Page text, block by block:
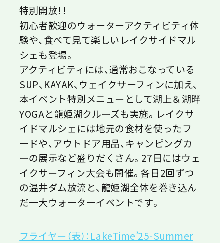
特別開放！！
初心者歓迎のウォーターアクティビティ体
験や、食べて見て楽しいレイクサイドマル
シェも登場。
アクティビティには、通常おこなっている
SUP、KAYAK、ウェイクサーフィンに加え、
本イベント特別メニューとして湖上＆湖畔
YOGAと龍姫湖クルーズも実施。レイクサ
イドマルシェには地元の食材を使ったフ
ードや、アウトドア用品、キャンピングカ
ーの展示など盛りだくさん。27日にはウェ
イクサーフィン大会も開催。各日2回ずつ
の温井ダム放流と、龍姫湖全体を巻き込ん
だ一大ウォーターイベントです。
フライヤー（表）：LakeTime’25-Summer